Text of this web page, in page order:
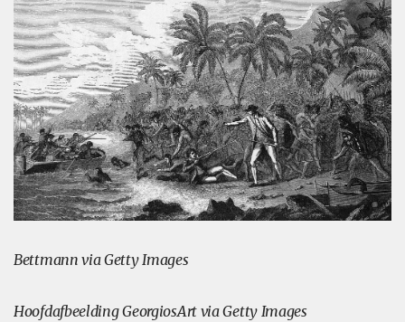
Bettmann via Getty Images
HoofdafbeeldingGeorgiosArt via Getty Images